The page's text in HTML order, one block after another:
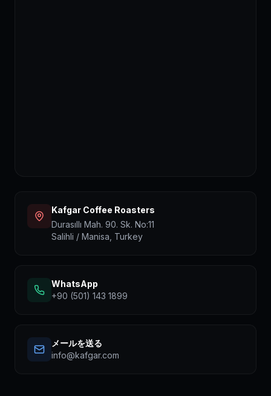
Kafgar Coffee Roasters
Durasıllı Mah. 90. Sk. No:11
Salihli / Manisa, Turkey
WhatsApp
+90 (501) 143 1899
メールを送る
info@kafgar.com